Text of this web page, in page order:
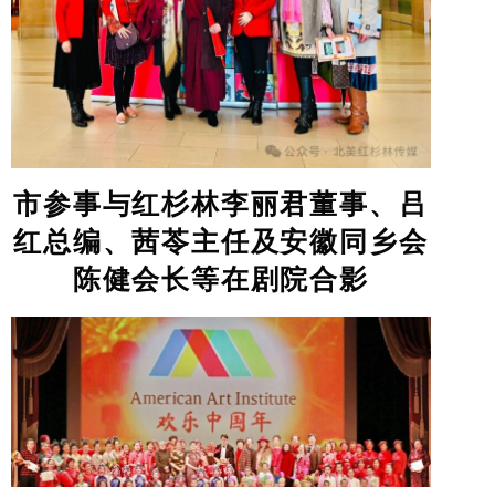
市参事与红杉林李丽君董事、吕
红总编、茜苓主任及安徽同乡会
陈健会长等在剧院合影